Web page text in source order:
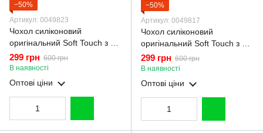
−50%
Артикул: 0049823
Чохол силіконовий
оригінальний Soft Touch з 3D
принтом чарівна мінні маус
для Samsung Galaxy A52 5G
(SM-A526) молочний
(Повний захист камери)
299 грн 600 грн
В наявності
Оптові ціни
−50%
Артикул: 0049817
Чохол силіконовий
оригінальний Soft Touch з 3D
принтом чарівна мінні маус
для Samsung Galaxy A52 5G
(SM-A526) коричневий
(Повний захист камери)
299 грн 600 грн
В наявності
Оптові ціни